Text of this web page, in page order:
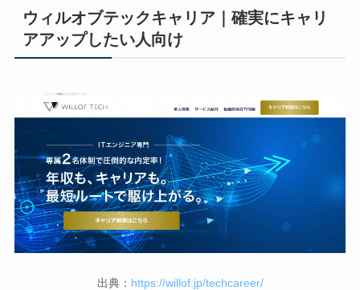
ウィルオブテックキャリア｜確実にキャリ
アアップしたい人向け
出典： https://willof.jp/techcareer/